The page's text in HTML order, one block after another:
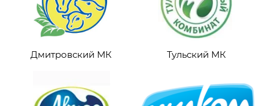
Дмитровский МК Тульский МК